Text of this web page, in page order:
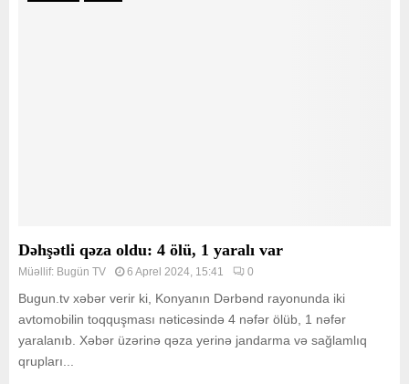
Dəhşətli qəza oldu: 4 ölü, 1 yaralı var
Müəllif: Bugün TV 6 Aprel 2024, 15:41 0
Bugun.tv xəbər verir ki, Konyanın Dərbənd rayonunda iki
avtomobilin toqquşması nəticəsində 4 nəfər ölüb, 1 nəfər
yaralanıb. Xəbər üzərinə qəza yerinə jandarma və sağlamlıq
qrupları...